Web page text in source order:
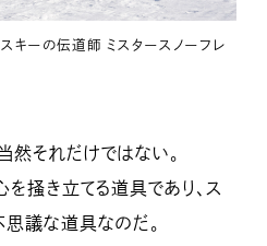
キーの伝道師 ミスタースノーフレ
然それだけではない。
掻き立てる道具であり、ス
思議な道具なのだ。